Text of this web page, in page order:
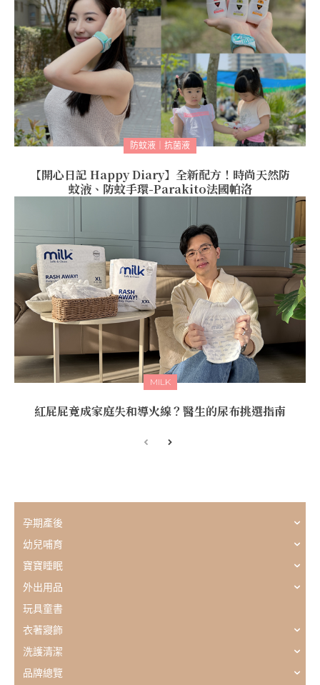
防蚊液｜抗菌液
【開心日記 Happy Diary】全新配方！時尚天然防
蚊液、防蚊手環-Parakito法國帕洛
MILK
紅屁屁竟成家庭失和導火線？醫生的尿布挑選指南
孕期產後
幼兒哺育
寶寶睡眠
外出用品
玩具童書
衣著寢飾
洗護清潔
品牌總覽